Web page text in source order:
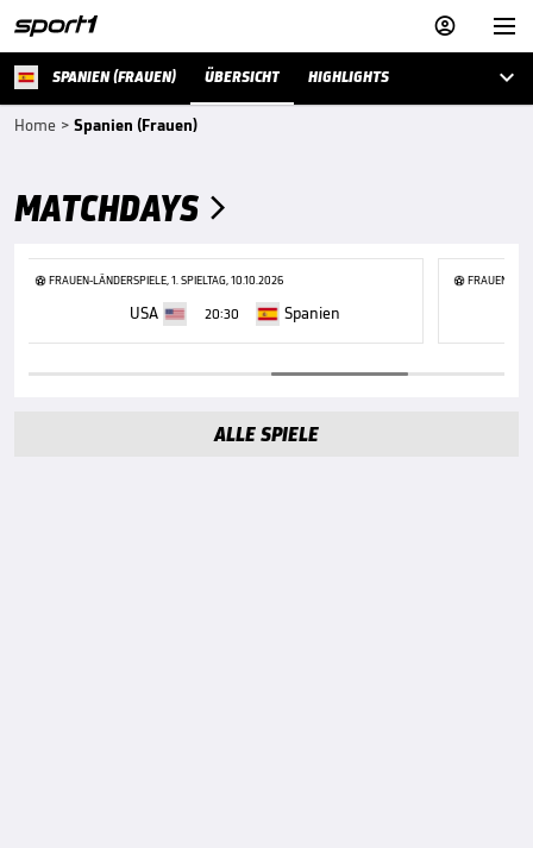


SPANIEN (FRAUEN) ÜBERSICHT HIGHLIGHTS 
Home > Spanien (Frauen)
MATCHDAYS 
FRAUEN-LÄNDERSPIELE, 1. SPIELTAG, 10.10.2026
USA 20:30 Spanien
FRAUEN-
ALLE SPIELE